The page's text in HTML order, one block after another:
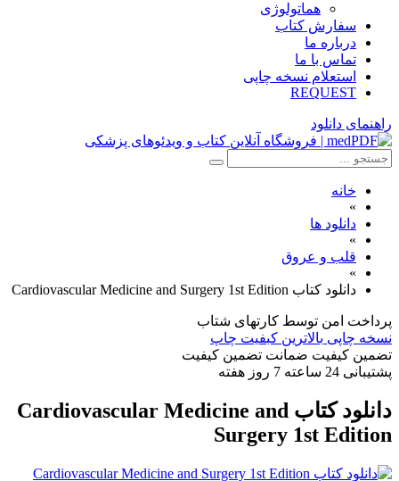
هماتولوژی
سفارش کتاب
درباره ما
تماس با ما
استعلام نسخه چاپی
REQUEST
راهنمای دانلود
خانه
»
دانلود ها
»
قلب و عروق
»
دانلود کتاب Cardiovascular Medicine and Surgery 1st Edition
پرداخت امن توسط کارتهای شتاب
نسخه چاپی بالاترین کبفیت چاپ
تضمین کیفیت ضمانت تضمین کیفیت
پشتیبانی 24 ساعته 7 روز هفته
دانلود کتاب Cardiovascular Medicine and
Surgery 1st Edition